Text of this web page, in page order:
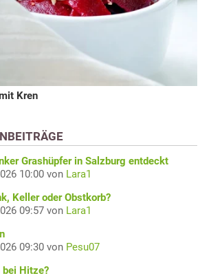
Kren
Grashüpfer in Salzburg entdeckt
10:00 von Lara1
Keller oder Obstkorb?
09:57 von Lara1
09:30 von Pesu07
bei Hitze?